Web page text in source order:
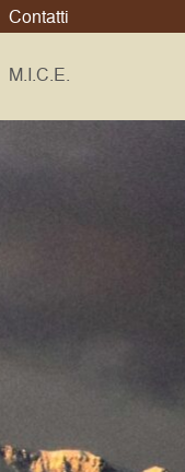
Contatti
M.I.C.E.